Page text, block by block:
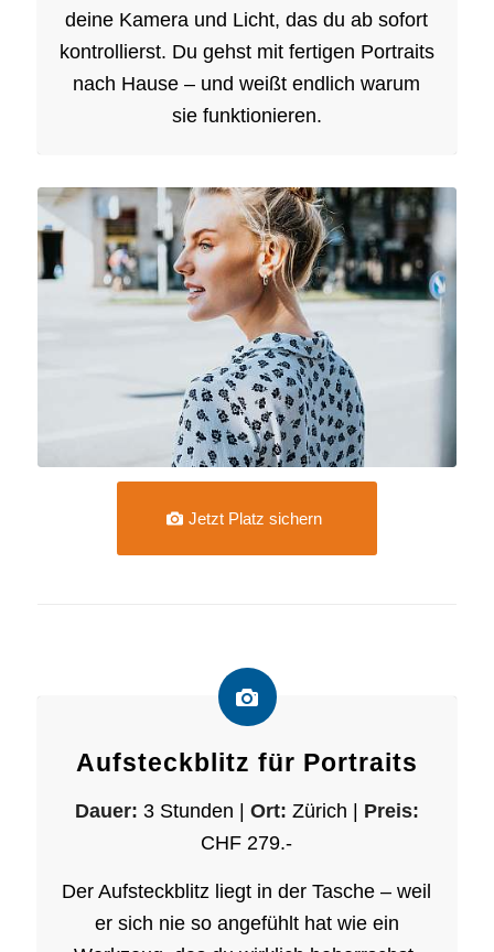
deine Kamera und Licht, das du ab sofort
kontrollierst. Du gehst mit fertigen Portraits
nach Hause – und weißt endlich warum
sie funktionieren.
Jetzt Platz sichern
Aufsteckblitz für Portraits
Dauer: 3 Stunden | Ort: Zürich | Preis:
CHF 279.-
Der Aufsteckblitz liegt in der Tasche – weil
er sich nie so angefühlt hat wie ein